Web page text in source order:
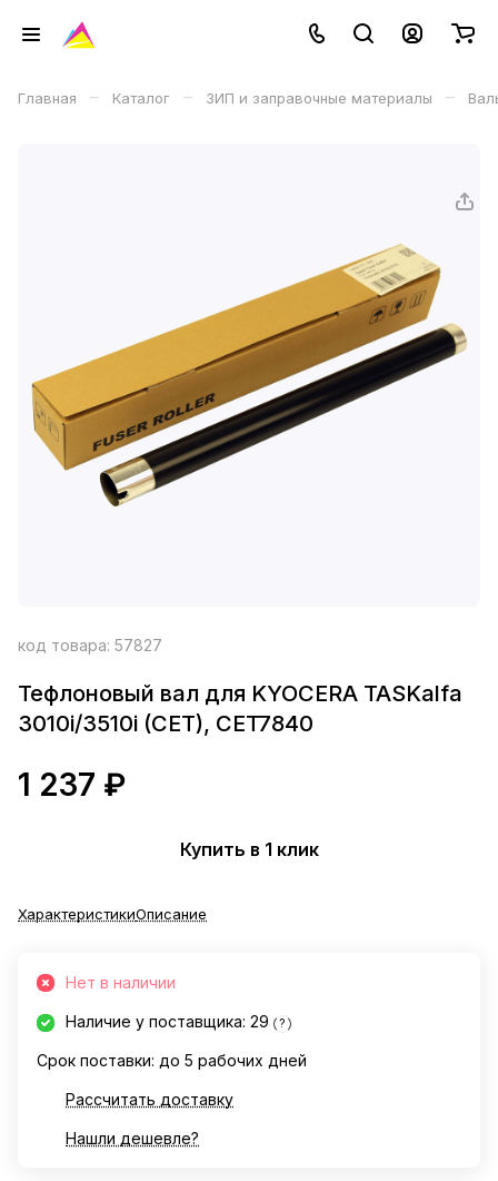
Главная – Каталог – ЗИП и заправочные материалы –
код товара: 57827
Тефлоновый вал для KYOCERA TASKalfa
3010i/3510i (CET), CET7840
1 237 ₽
Купить в 1 клик
ХарактеристикиОписание
Нет в наличии
Наличие у поставщика: 29 ?
Срок поставки: до 5 рабочих дней
Рассчитать доставку
Нашли дешевле?